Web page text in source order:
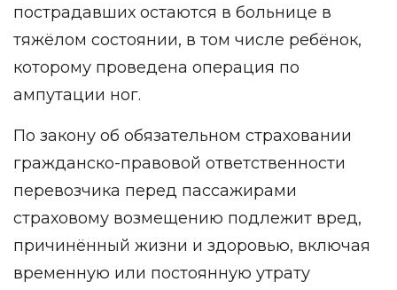
пострадавших остаются в больнице в
тяжёлом состоянии, в том числе ребёнок,
которому проведена операция по
ампутации ног.
По закону об обязательном страховании
гражданско-правовой ответственности
перевозчика перед пассажирами
страховому возмещению подлежит вред,
причинённый жизни и здоровью, включая
временную или постоянную утрату